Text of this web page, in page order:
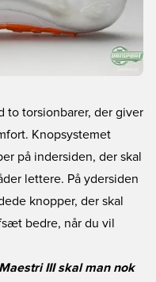
to torsionbarer, der giver
Knopsystemet
på indersiden, der skal
lettere. På ydersiden
knopper, der skal
bedre, når du vil
III skal man nok